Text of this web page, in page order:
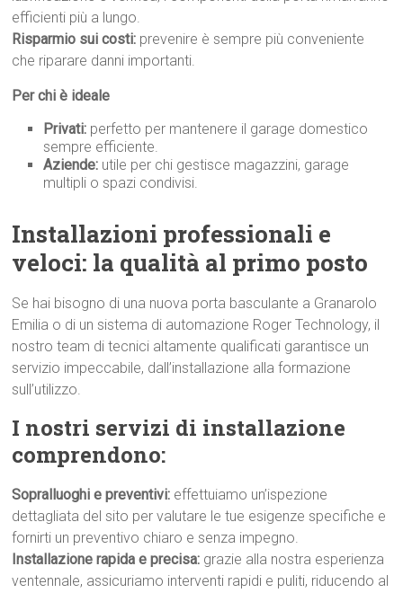
efficienti più a lungo.
Risparmio sui costi: prevenire è sempre più conveniente
che riparare danni importanti.
Per chi è ideale
Privati: perfetto per mantenere il garage domestico
sempre efficiente.
Aziende: utile per chi gestisce magazzini, garage
multipli o spazi condivisi.
Installazioni professionali e
veloci: la qualità al primo posto
Se hai bisogno di una nuova porta basculante a Granarolo
Emilia o di un sistema di automazione Roger Technology, il
nostro team di tecnici altamente qualificati garantisce un
servizio impeccabile, dall’installazione alla formazione
sull’utilizzo.
I nostri servizi di installazione
comprendono:
Sopralluoghi e preventivi: effettuiamo un’ispezione
dettagliata del sito per valutare le tue esigenze specifiche e
fornirti un preventivo chiaro e senza impegno.
Installazione rapida e precisa: grazie alla nostra esperienza
ventennale, assicuriamo interventi rapidi e puliti, riducendo al